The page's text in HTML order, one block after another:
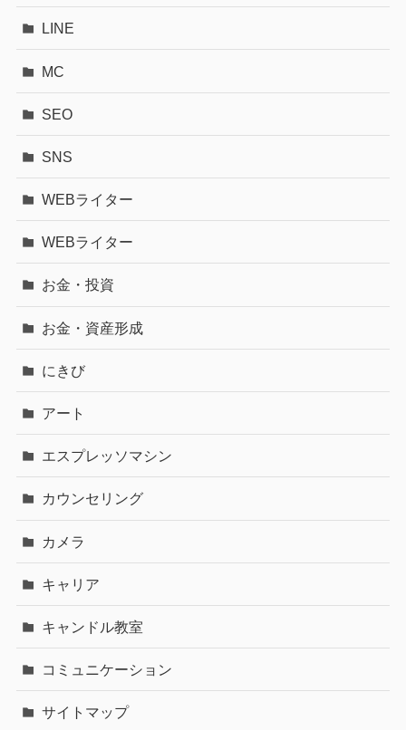
LINE
MC
SEO
SNS
WEBライター
WEBライター
お金・投資
お金・資産形成
にきび
アート
エスプレッソマシン
カウンセリング
カメラ
キャリア
キャンドル教室
コミュニケーション
サイトマップ